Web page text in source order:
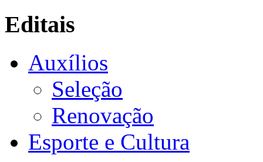
Editais
Auxílios
Seleção
Renovação
Esporte e Cultura